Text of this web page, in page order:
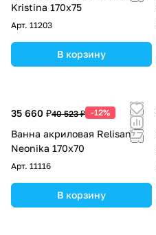
Kristina 170х75
Арт. 11203
В корзину
35 660 ₽40 523 ₽ -12%
Ванна акриловая Relisan
Neonika 170х70
Арт. 11116
В корзину